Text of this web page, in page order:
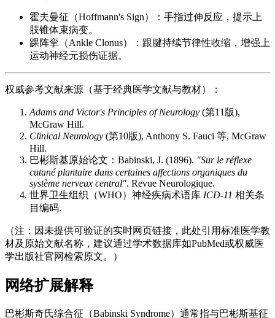
霍夫曼征（Hoffmann's Sign）：手指过伸反应，提示上
肢锥体束病变。
踝阵挛（Ankle Clonus）：跟腱持续节律性收缩，增强上
运动神经元损伤证据。
权威参考文献来源（基于经典医学文献与教材）：
Adams and Victor's Principles of Neurology (第11版),
McGraw Hill.
Clinical Neurology (第10版), Anthony S. Fauci 等, McGraw
Hill.
巴彬斯基原始论文：Babinski, J. (1896). "Sur le réflexe
cutané plantaire dans certaines affections organiques du
système nerveux central". Revue Neurologique.
世界卫生组织（WHO）神经疾病术语库 ICD-11 相关条
目编码.
（注：因未提供可验证的实时网页链接，此处引用标准医学教
材及原始文献名称，建议通过学术数据库如PubMed或权威医
学出版社官网检索原文。）
网络扩展解释
巴彬斯奇氏综合征（Babinski Syndrome）通常指与巴彬斯基征